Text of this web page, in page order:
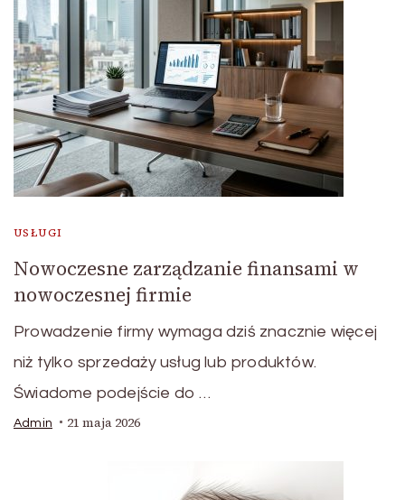
USŁUGI
Nowoczesne zarządzanie finansami w
nowoczesnej firmie
Prowadzenie firmy wymaga dziś znacznie więcej
niż tylko sprzedaży usług lub produktów.
Świadome podejście do …
Admin 21 maja 2026